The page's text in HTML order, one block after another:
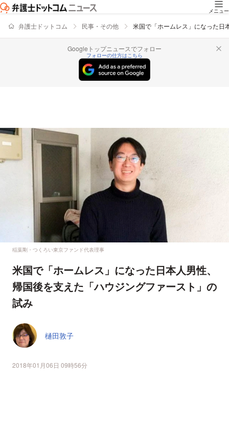
メニュー
弁護士ドットコム 民事・その他 米国で「ホームレス」になった日
Googleトップニュースでフォロー
フォローの仕方はこちら
稲葉剛・つくろい東京ファンド代表理事
米国で「ホームレス」になった日本人男性、
帰国後を支えた「ハウジングファースト」の
試み
樋田敦子
2018年01月06日 09時56分